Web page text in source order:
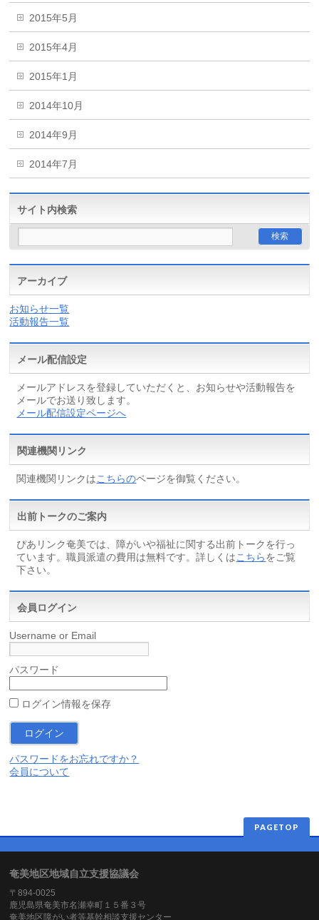
2015年5月
2015年4月
2015年1月
2014年10月
2014年9月
2014年7月
サイト内検索
アーカイブ
お知らせ一覧
活動報告一覧
メール配信設定
メールアドレスを登録していただくと、お知らせや活動報告を
メールでお送り致します。
メール配信設定ページへ
関連機関リンク
関連機関リンクはこちらのページを御覧ください。
出前トークのご案内
ぴあリンク奄美では、障がいや福祉に関する出前トークを行っ
ています。職員派遣の費用は無料です。詳しくはこちらをご覧
下さい。
会員ログイン
Username or Email
パスワード
ログイン情報を保存
パスワードをお忘れですか？
会員について
PAGETOP
奄美地区地域自立支援協議会
〒894-0025
鹿児島県奄美市名瀬幸町１５番３号
奄美地区障がい者等基幹相談支援センター